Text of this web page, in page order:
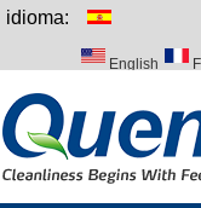
idioma:
English